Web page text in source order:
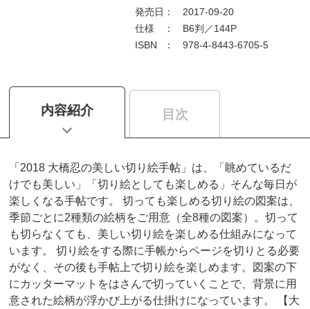
発売日 ：
2017-09-20
仕様
：
B6判／144P
ISBN
： 978-4-8443-6705-5
内容紹介 目次
「2018 大橋忍の美しい切り絵手帖」は、「眺めているだ
けでも美しい」「切り絵としても楽しめる」そんな毎日が
楽しくなる手帖です。 切っても楽しめる切り絵の図案は、
季節ごとに2種類の絵柄をご用意（全8種の図案）。切って
も切らなくても、美しい切り絵を楽しめる仕組みになって
います。 切り絵をする際に手帳からページを切りとる必要
がなく、その後も手帖上で切り絵を楽しめます。図案の下
にカッターマットをはさんで切っていくことで、背景に用
意された絵柄が浮かび上がる仕掛けになっています。 【大